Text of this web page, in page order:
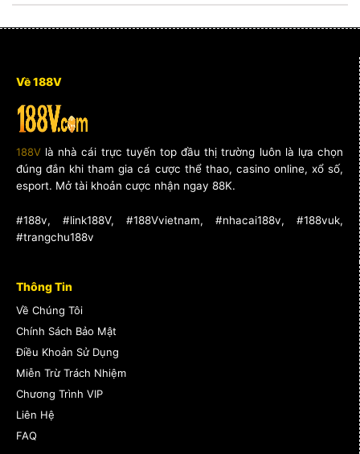
Về 188V
188V là nhà cái trực tuyến top đầu thị trường luôn là lựa chọn
đúng đắn khi tham gia cá cược thể thao, casino online, xổ số,
esport. Mở tài khoản cược nhận ngay 88K.
#188v, #link188V, #188Vvietnam, #nhacai188v, #188vuk,
#trangchu188v
Thông Tin
Về Chúng Tôi
Chính Sách Bảo Mật
Điều Khoản Sử Dụng
Miễn Trừ Trách Nhiệm
Chương Trình VIP
Liên Hệ
FAQ